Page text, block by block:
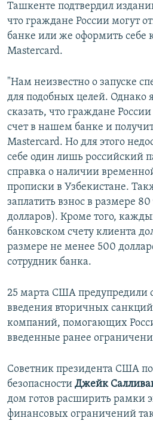
Ташкенте подтвердил
что граждане России могут
банке или же оформить себе
Mastercard.
"Нам неизвестно о запуске
для подобных целей. Однако
сказать, что граждане
счет в нашем банке и
Mastercard. Но для этого
себе один лишь российский
справка о наличии
прописки в Узбекистане.
заплатить взнос в размере
долларов). Кроме того,
банковском счету клиента
размере не менее 500
сотрудник банка.
25 марта США предупредили
введения вторичных
компаний, помогающих
введенные ранее
Советник президента США
безопасности Джейк
дом готов расширить рамки
финансовых ограничений